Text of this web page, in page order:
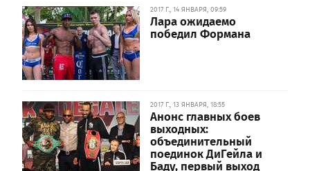
2017 Г., 14 ЯНВАРЯ, 09:59
Лара ожидаемо
победил Формана
2017 Г., 13 ЯНВАРЯ, 18:55
Анонс главных боев
выходных:
объединительный
поединок ДиГейла и
Баду, первый выход